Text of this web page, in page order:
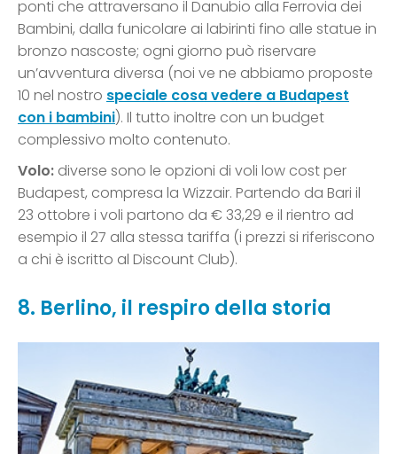
ponti che attraversano il Danubio alla Ferrovia dei
Bambini, dalla funicolare ai labirinti fino alle statue in
bronzo nascoste; ogni giorno può riservare
un’avventura diversa (noi ve ne abbiamo proposte
10 nel nostro speciale cosa vedere a Budapest
con i bambini). Il tutto inoltre con un budget
complessivo molto contenuto.
Volo: diverse sono le opzioni di voli low cost per
Budapest, compresa la Wizzair. Partendo da Bari il
23 ottobre i voli partono da € 33,29 e il rientro ad
esempio il 27 alla stessa tariffa (i prezzi si riferiscono
a chi è iscritto al Discount Club).
8. Berlino, il respiro della storia